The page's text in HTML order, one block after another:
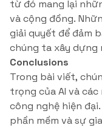
từ đó mang lại
và cộng đồng.
giải quyết để đảm
chúng ta xây
Conclusions
Trong bài viết,
trọng của AI và
công nghệ hiện
phần mềm và sự